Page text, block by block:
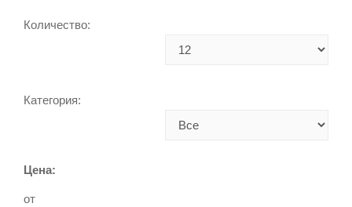
Количество:
Категория:
Цена:
от